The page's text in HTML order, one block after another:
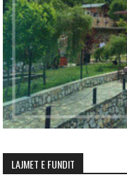
LAJMET E FUNDIT